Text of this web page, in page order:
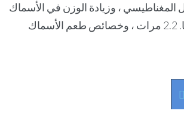
المغناطيسي ، وزيادة الوزن في الأسماك
يزيد من قبل تقريبا. 2.2 مرات ، وخصائص طعم الأسماك